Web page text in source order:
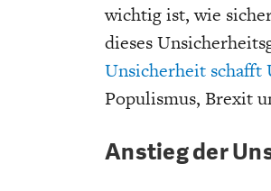
wichtig ist, wie
dieses
Unsicherheit
Populismus, Brexit
Anstieg der